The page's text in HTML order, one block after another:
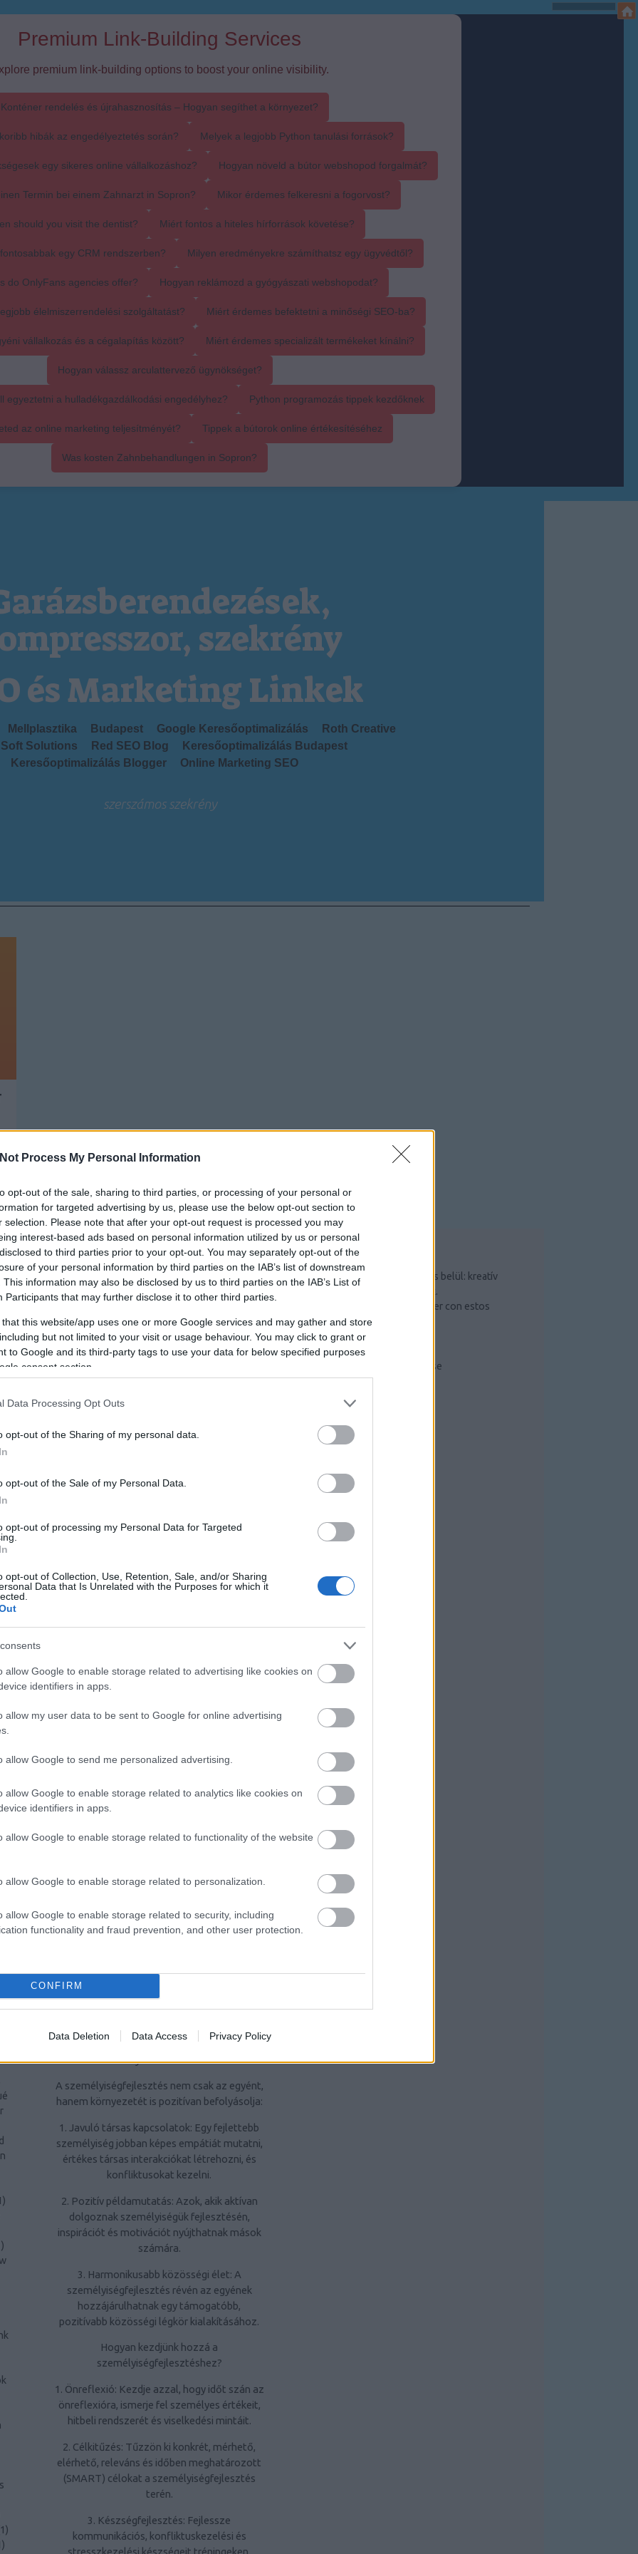
Process My Personal Information
opt-out of the sale, sharing to third parties, or processing of your personal or
for targeted advertising by us, please use the below opt-out section to
selection. Please note that after your opt-out request is processed you may
interest-based ads based on personal information utilized by us or personal
to third parties prior to your opt-out. You may separately opt-out of the
of your personal information by third parties on the IAB’s list of downstream
This information may also be disclosed by us to third parties on the IAB’s List of
Participants that may further disclose it to other third parties.
that this website/app uses one or more Google services and may gather and store
but not limited to your visit or usage behaviour. You may click to grant or
to Google and its third-party tags to use your data for below specified purposes
consent section.
Data Processing Opt Outs
opt-out of the Sharing of my personal data.
opt-out of the Sale of my Personal Data.
opt-out of processing my Personal Data for Targeted
opt-out of Collection, Use, Retention, Sale, and/or Sharing
Data that Is Unrelated with the Purposes for which it
allow Google to enable storage related to advertising like cookies on
identifiers in apps.
allow my user data to be sent to Google for online advertising
allow Google to send me personalized advertising.
allow Google to enable storage related to analytics like cookies on
identifiers in apps.
allow Google to enable storage related to functionality of the website
allow Google to enable storage related to personalization.
allow Google to enable storage related to security, including
functionality and fraud prevention, and other user protection.
CONFIRM
Data Deletion Data Access Privacy Policy
Premium Link-Building Services
premium link-building options to boost your online visibility.
Konténer rendelés és újrahasznosítás – Hogyan segíthet a környezet?
hibák az engedélyeztetés során? Melyek a legjobb Python tanulási források?
egy sikeres online vállalkozáshoz? Hogyan növeld a bútor webshopod forgalmát?
Termin bei einem Zahnarzt in Sopron? Mikor érdemes felkeresni a fogorvost?
should you visit the dentist? Miért fontos a hiteles hírforrások követése?
egy CRM rendszerben? Milyen eredményekre számíthatsz egy ügyvédtől?
do OnlyFans agencies offer? Hogyan reklámozd a gyógyászati webshopodat?
élelmiszerrendelési szolgáltatást? Miért érdemes befektetni a minőségi SEO-ba?
vállalkozás és a cégalapítás között? Miért érdemes specializált termékeket kínálni?
Hogyan válassz arculattervező ügynökséget?
egyeztetni a hulladékgazdálkodási engedélyhez? Python programozás tippek kezdőknek
az online marketing teljesítményét? Tippek a bútorok online értékesítéséhez
Was kosten Zahnbehandlungen in Sopron?
szekrény
és Marketing Linkek
Mellplasztika Budapest Google Keresőoptimalizálás
Roth Creative
Soft Solutions Red SEO Blog
Keresőoptimalizálás Budapest
Keresőoptimalizálás Blogger
Online Marketing SEO
szerszámos szekrény
)
)
)
1)
)
GARÁZS TAKARÍTÁS, NEW BALANCE,
HUNGARIAN GOOSE DOWN
Miért jó a
személyiségfejlesztés?
A személyiségfejlesztés egy dinamikus,
összetett folyamat, amely során az egyén
fejlessze saját személyiségét, viselkedését és
magában foglalja az önismeret növelését, az
kommunikációs és interperszonális készségek
környezetére is pozitív hatást gyakorol,
gazdagításához.
és viselkedésminták meghatározóak abban,
hogy hogyan látjuk a világot, hogyan
kapcsolatainkat. A személyiségfejlesztés
1. Jobban megismerjék saját magukat: Az
felismerhetik erősségeiket, gyengeségeiket,
érdeklődési körüket és motivációikat.
2. Fejlesszék kommunikációs készségeiket: A
kialakításához.
3. Növeljék önbizalmukat: Az önbizalom
kiemelten fontos az élet minden területén
4. Hatékonyabban kezeljék a stresszt: A
stresszkezelési technikák elsajátítása javítja
az életminőséget és segít megőrizni a
A személyiségfejlesztés jelentősége a
környezet számára
A személyiségfejlesztés nem csak az egyént,
hanem környezetét is pozitívan befolyásolja:
1. Javuló társas kapcsolatok: Egy fejlettebb
személyiség jobban képes empátiát mutatni,
értékes társas interakciókat létrehozni, és
konfliktusokat kezelni.
2. Pozitív példamutatás: Azok, akik aktívan
dolgoznak személyiségük fejlesztésén,
inspirációt és motivációt nyújthatnak mások
számára.
3. Harmonikusabb közösségi élet: A
személyiségfejlesztés révén az egyének
hozzájárulhatnak egy támogatóbb,
pozitívabb közösségi légkör kialakításához.
Hogyan kezdjünk hozzá a
személyiségfejlesztéshez?
1. Önreflexió: Kezdje azzal, hogy időt szán az
önreflexióra, ismerje fel személyes értékeit,
hitbeli rendszerét és viselkedési mintáit.
2. Célkitűzés: Tűzzön ki konkrét, mérhető,
elérhető, releváns és időben meghatározott
(SMART) célokat a személyiségfejlesztés
terén.
3. Készségfejlesztés: Fejlessze
kommunikációs, konfliktuskezelési és
stresszkezelési készségeit tréningeken,
TOP 5
Csináld magad saját garázs belül: kreatív
ötletek és hasznos tippek.
Mejorar lo que puede hacer con estos
sencillos pasos
Szerszámos szekrény
Radiális kompresszor
Kompresszorok működése
FRISS TOPIKOK
ARCHÍVUM
2026 július
2026 június
2026 április
2026 március
2025 december
2025 november
Tovább...
EGYÉB